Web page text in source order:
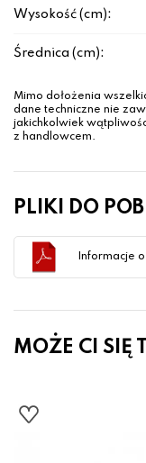
Wysokość (cm):
Średnica (cm):
Mimo dołożenia
dane techniczne nie
jakichkolwiek
z handlowcem.
PLIKI DO
Informacje
MOŻE CI SIĘ